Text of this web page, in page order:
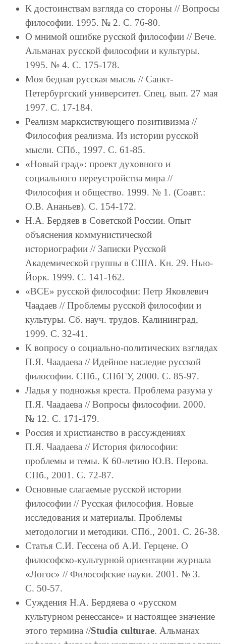
К достоинствам взгляда со стороны // Вопросы
философии. 1995. № 2. С. 76-80.
О мнимой ошибке русской философии // Вече.
Альманах русской философии и культуры.
1995. № 4. С. 175-178.
Моя бедная русская мысль // Санкт-
Петербургский университет. Спец. вып. 27 мая
1997. С. 17-184.
Реализм марксиствующего позитивизма //
Философия реализма. Из истории русской
мысли. СПб., 1997. С. 61-85.
«Новый град»: проект духовного и
социального переустройства мира //
Философия и общество. 1999. № 1. (Соавт.:
О.В. Ананьев). С. 154-172.
Н.А. Бердяев в Советской России. Опыт
объяснения коммунистической
историографии // Записки Русской
Академической группы в США. Кн. 29. Нью-
Йорк. 1999. С. 141-162.
«ВСЕ» русской философии: Петр Яковлевич
Чаадаев // Проблемы русской философии и
культуры. Сб. науч. трудов. Калининград,
1999. С. 32-41.
К вопросу о социально-политических взглядах
П.Я. Чаадаева // Идейное наследие русской
философии. СПб., СПбГУ, 2000. С. 85-97.
Ладья у подножья креста. Проблема разума у
П.Я. Чаадаева // Вопросы философии. 2000.
№ 12. С. 171-179.
Россия и христианство в рассуждениях
П.Я. Чаадаева // История философии:
проблемы и темы. К 60-летию Ю.В. Перова.
СПб., 2001. С. 72-87.
Основные слагаемые русской истории
философии // Русская философия. Новые
исследования и материалы. Проблемы
методологии и методики. СПб., 2001. С. 26-38.
Статья С.И. Гессена об А.И. Герцене. О
философско-культурной ориентации журнала
«Логос» // Философские науки. 2001. № 3.
С. 50-57.
Суждения Н.А. Бердяева о «русском
культурном ренессансе» и настоящее значение
этого термина //Studia culturae. Альманах